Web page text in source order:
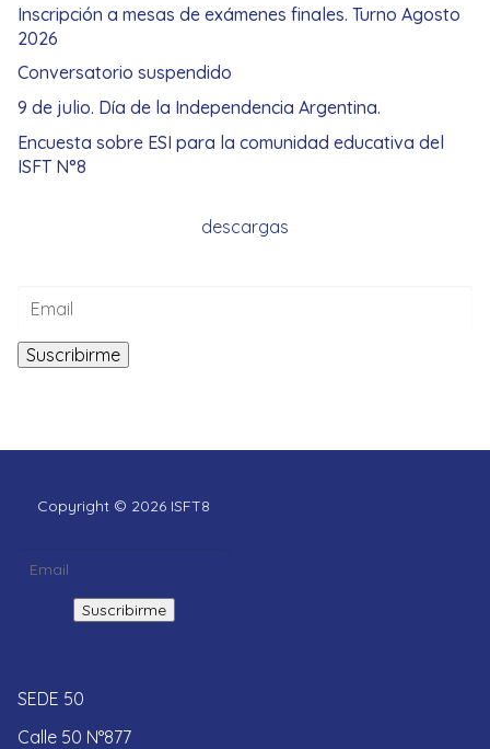
Inscripción a mesas de exámenes finales. Turno Agosto
2026
Conversatorio suspendido
9 de julio. Día de la Independencia Argentina.
Encuesta sobre ESI para la comunidad educativa del
ISFT N°8
descargas
Copyright © 2026 ISFT8
SEDE 50
Calle 50 N°877